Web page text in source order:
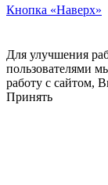
Кнопка «Наверх»
Для улучшения
пользователями
работу с сайтом,
Принять